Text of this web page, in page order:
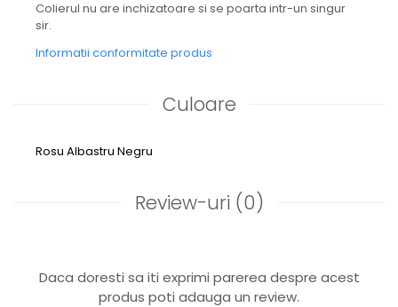
Colierul nu are inchizatoare si se poarta intr-un singur
sir.
Informatii conformitate produs
Culoare
Rosu Albastru Negru
Review-uri (0)
Daca doresti sa iti exprimi parerea despre acest
produs poti adauga un review.